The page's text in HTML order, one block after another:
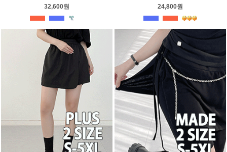
32,600원
24,800원